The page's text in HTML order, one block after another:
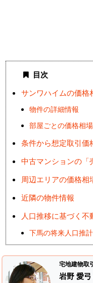
目次
サンワハイムの価格
物件の詳細情報
部屋ごとの価格相場
条件から想定取引価
中古マンションの「
周辺エリアの価格相
近隣の物件情報
人口推移に基づく不
下馬の将来人口推
宅地建物取
岩野 愛弓